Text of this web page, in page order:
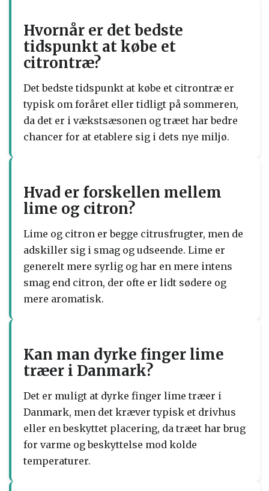
Hvornår er det bedste
tidspunkt at købe et
citrontræ?
Det bedste tidspunkt at købe et citrontræ er
typisk om foråret eller tidligt på sommeren,
da det er i vækstsæsonen og træet har bedre
chancer for at etablere sig i dets nye miljø.
Hvad er forskellen mellem
lime og citron?
Lime og citron er begge citrusfrugter, men de
adskiller sig i smag og udseende. Lime er
generelt mere syrlig og har en mere intens
smag end citron, der ofte er lidt sødere og
mere aromatisk.
Kan man dyrke finger lime
træer i Danmark?
Det er muligt at dyrke finger lime træer i
Danmark, men det kræver typisk et drivhus
eller en beskyttet placering, da træet har brug
for varme og beskyttelse mod kolde
temperaturer.